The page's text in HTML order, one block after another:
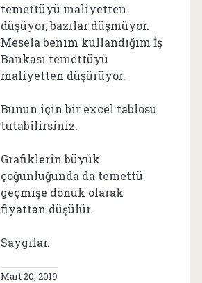
temettüyü maliyetten
düşüyor, bazılar düşmüyor.
Mesela benim kullandığım İş
Bankası temettüyü
maliyetten düşürüyor.
Bunun için bir excel tablosu
tutabilirsiniz.
Grafiklerin büyük
çoğunluğunda da temettü
geçmişe dönük olarak
fiyattan düşülür.
Saygılar.
Mart 20, 2019